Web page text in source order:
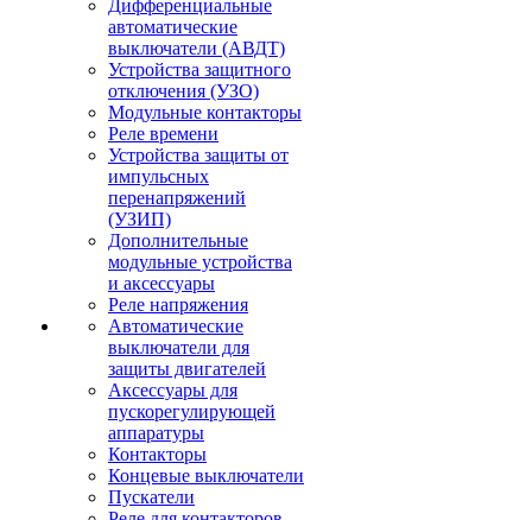
Дифференциальные
автоматические
выключатели (АВДТ)
Устройства защитного
отключения (УЗО)
Модульные контакторы
Реле времени
Устройства защиты от
импульсных
перенапряжений
(УЗИП)
Дополнительные
модульные устройства
и аксессуары
Реле напряжения
Автоматические
выключатели для
защиты двигателей
Аксессуары для
пускорегулирующей
аппаратуры
Контакторы
Концевые выключатели
Пускатели